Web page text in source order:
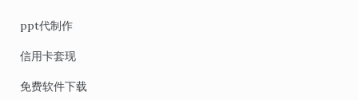
ppt代制作
信用卡套现
免费软件下载